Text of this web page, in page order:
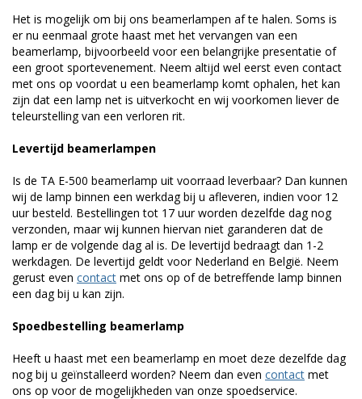
Het is mogelijk om bij ons beamerlampen af te halen. Soms is
er nu eenmaal grote haast met het vervangen van een
beamerlamp, bijvoorbeeld voor een belangrijke presentatie of
een groot sportevenement. Neem altijd wel eerst even contact
met ons op voordat u een beamerlamp komt ophalen, het kan
zijn dat een lamp net is uitverkocht en wij voorkomen liever de
teleurstelling van een verloren rit.
Levertijd beamerlampen
Is de TA E-500 beamerlamp uit voorraad leverbaar? Dan kunnen
wij de lamp binnen een werkdag bij u afleveren, indien voor 12
uur besteld. Bestellingen tot 17 uur worden dezelfde dag nog
verzonden, maar wij kunnen hiervan niet garanderen dat de
lamp er de volgende dag al is. De levertijd bedraagt dan 1-2
werkdagen. De levertijd geldt voor Nederland en België. Neem
gerust even contact met ons op of de betreffende lamp binnen
een dag bij u kan zijn.
Spoedbestelling beamerlamp
Heeft u haast met een beamerlamp en moet deze dezelfde dag
nog bij u geïnstalleerd worden? Neem dan even contact met
ons op voor de mogelijkheden van onze spoedservice.